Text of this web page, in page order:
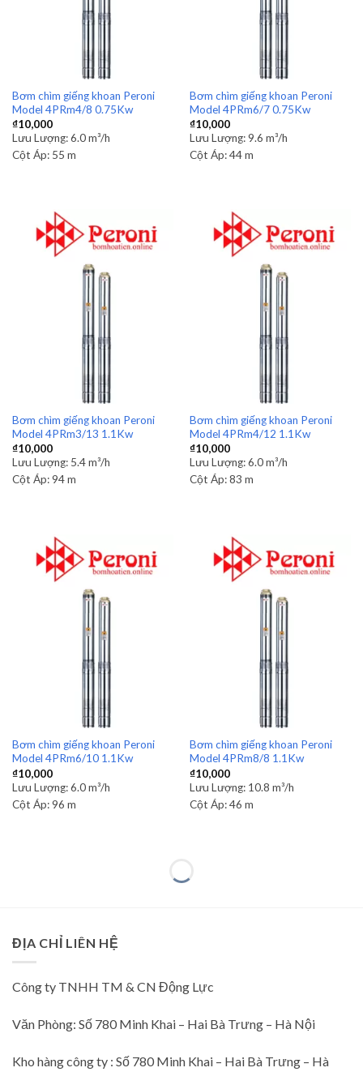
Bơm chìm giếng khoan Peroni
Model 4PRm4/8 0.75Kw
₫10,000
Lưu Lượng:6.0 m³/h
Cột Áp: 55 m
Bơm chìm giếng khoan Peroni
Model 4PRm6/7 0.75Kw
₫10,000
Lưu Lượng:9.6 m³/h
Cột Áp:44 m
Bơm chìm giếng khoan Peroni
Model 4PRm3/13 1.1Kw
₫10,000
Lưu Lượng: 5.4 m³/h
Cột Áp:94 m
Bơm chìm giếng khoan Peroni
Model 4PRm4/12 1.1Kw
₫10,000
Lưu Lượng:6.0 m³/h
Cột Áp:83 m
Bơm chìm giếng khoan Peroni
Model 4PRm6/10 1.1Kw
₫10,000
Lưu Lượng:6.0 m³/h
Cột Áp:96 m
Bơm chìm giếng khoan Peroni
Model 4PRm8/8 1.1Kw
₫10,000
Lưu Lượng: 10.8 m³/h
Cột Áp:46 m
ĐỊA CHỈ LIÊN HỆ
Công ty TNHH TM & CN Động Lực
Văn Phòng: Số 780 Minh Khai – Hai Bà Trưng – Hà Nội
Kho hàng công ty : Số 780 Minh Khai – Hai Bà Trưng – Hà